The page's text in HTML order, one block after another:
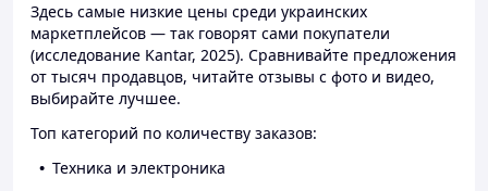
Здесь самые низкие цены среди украинских
маркетплейсов — так говорят сами покупатели
(исследование Kantar, 2025). Сравнивайте предложения
от тысяч продавцов, читайте отзывы с фото и видео,
выбирайте лучшее.
Топ категорий по количеству заказов:
Техника и электроника